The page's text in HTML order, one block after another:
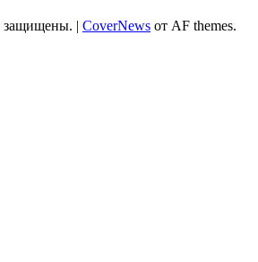
защищены. | CoverNews от AF themes.